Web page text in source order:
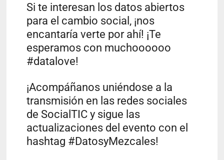
Si te interesan los datos abiertos
para el cambio social, ¡nos
encantaría verte por ahí! ¡Te
esperamos con muchoooooo
#datalove!
¡Acompáñanos uniéndose a la
transmisión en las redes sociales
de SocialTIC y sigue las
actualizaciones del evento con el
hashtag #DatosyMezcales!